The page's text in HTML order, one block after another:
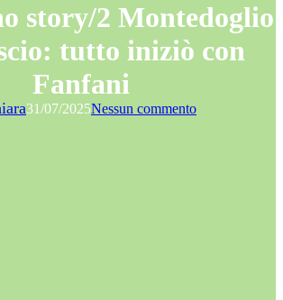
story/2 Montedoglio
tutto iniziò con
Fanfani
31/07/2025Nessun commento